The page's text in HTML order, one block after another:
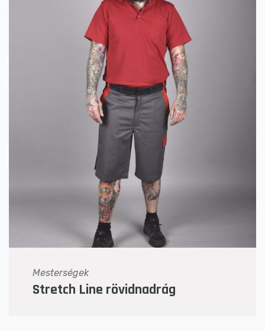
Mesterségek
Stretch Line rövidnadrág